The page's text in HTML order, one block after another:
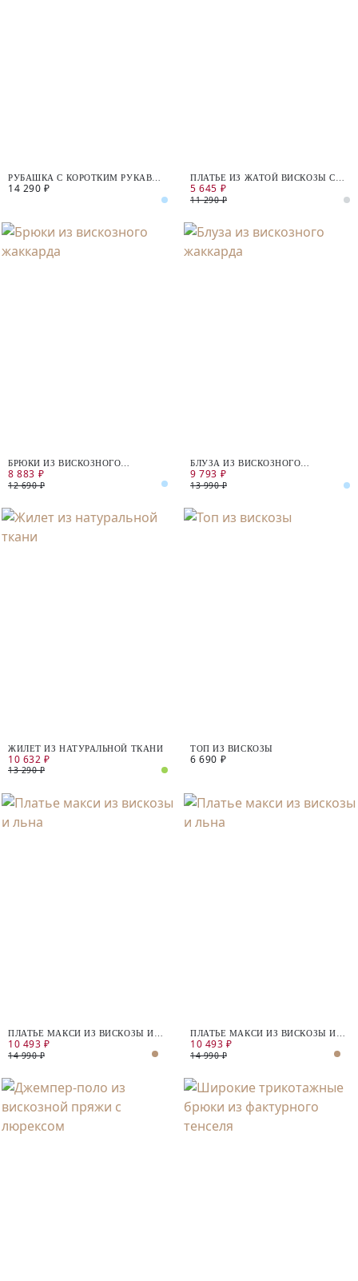
РУБАШКА С КОРОТКИМ РУКАВОМ
ИЗ 100% ТЕНСЕЛЯ
14 290 ₽
ПЛАТЬЕ ИЗ ЖАТОЙ ВИСКОЗЫ С
ДЕКОРАТИВНЫМ УЗЛОМ
5 645 ₽
11 290 ₽
БРЮКИ ИЗ ВИСКОЗНОГО
ЖАККАРДА
8 883 ₽
12 690 ₽
БЛУЗА ИЗ ВИСКОЗНОГО
ЖАККАРДА
9 793 ₽
13 990 ₽
ЖИЛЕТ ИЗ НАТУРАЛЬНОЙ ТКАНИ
10 632 ₽
13 290 ₽
ТОП ИЗ ВИСКОЗЫ
6 690 ₽
ПЛАТЬЕ МАКСИ ИЗ ВИСКОЗЫ И
ЛЬНА
10 493 ₽
14 990 ₽
ПЛАТЬЕ МАКСИ ИЗ ВИСКОЗЫ И
ЛЬНА
10 493 ₽
14 990 ₽